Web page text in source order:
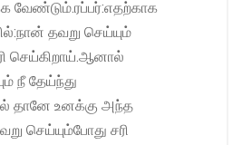
வேண்டும்.ரப்பர்:எதற்காக
தவறு செய்யும்
செய்கிறாய்.ஆனால்
நீ தேய்ந்து
தானே உனக்கு அந்த
செய்யும்போது சரி